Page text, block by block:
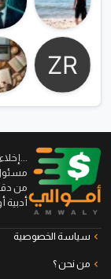
مسئول
من
أدبية
سياسة الخصوصية
من نحن ؟